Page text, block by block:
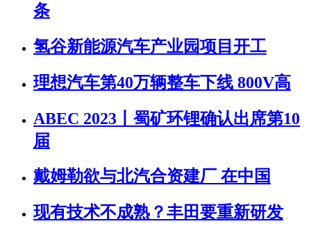
条
氢谷新能源汽车产业园项目开工
理想汽车第40万辆整车下线 800V高
ABEC 2023丨蜀矿环锂确认出席第10
届
戴姆勒欲与北汽合资建厂 在中国
现有技术不成熟？丰田要重新研发